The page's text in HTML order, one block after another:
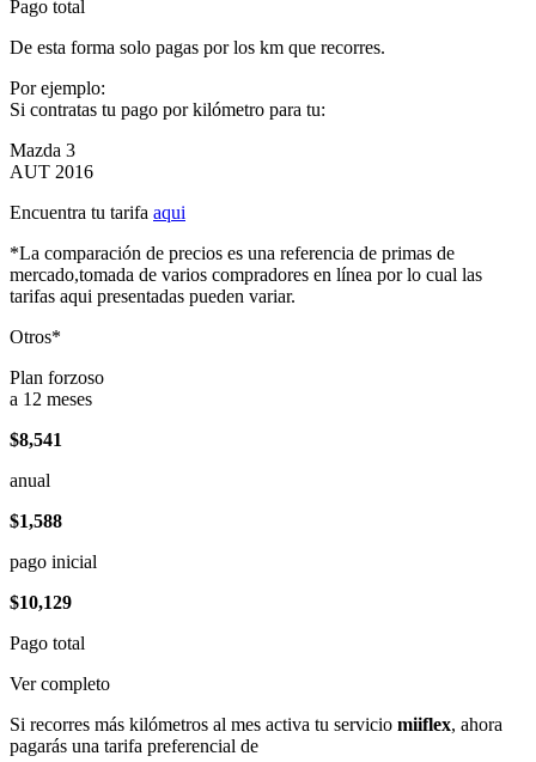
Pago total
De esta forma solo pagas por los km que recorres.
Por ejemplo:
Si contratas tu pago por kilómetro para tu:
Mazda 3
AUT 2016
Encuentra tu tarifa aqui
*La comparación de precios es una referencia de primas de
mercado,tomada de varios compradores en línea por lo cual las
tarifas aqui presentadas pueden variar.
Otros*
Plan forzoso
a 12 meses
$8,541
anual
$1,588
pago inicial
$10,129
Pago total
Ver completo
Si recorres más kilómetros al mes activa tu servicio miiflex, ahora
pagarás una tarifa preferencial de